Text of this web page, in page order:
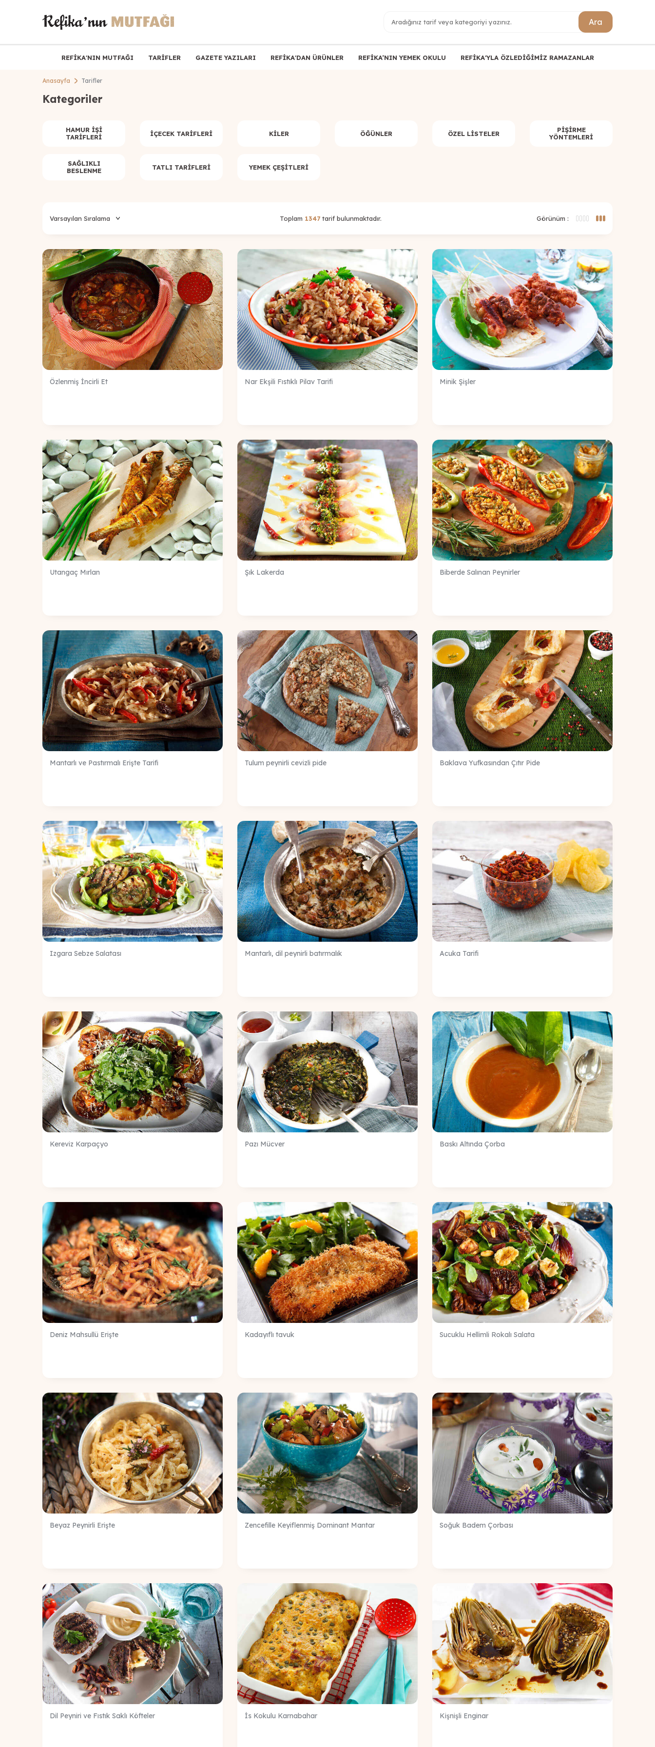
Ara
REFİKA'NIN MUTFAĞI TARİFLER GAZETE YAZILARI REFİKA'DAN ÜRÜNLER REFİKA’NIN YEMEK OKULU REFİKA'YLA ÖZLEDİĞİMİZ RAMAZANLAR
Anasayfa Tarifler
Kategoriler
HAMUR İŞI
TARIFLERI
İÇECEK TARIFLERI KILER ÖĞÜNLER ÖZEL LISTELER
PIŞIRME
YÖNTEMLERI
SAĞLIKLI
BESLENME
TATLI TARIFLERI YEMEK ÇEŞITLERI
Toplam 1347 tarif bulunmaktadır. Görünüm :
Özlenmiş İncirli Et Nar Ekşili Fıstıklı Pilav Tarifi Minik Şişler
Utangaç Mırlan Şık Lakerda Biberde Salınan Peynirler
Mantarlı ve Pastırmalı Erişte Tarifi Tulum peynirli cevizli pide Baklava Yufkasından Çıtır Pide
Izgara Sebze Salatası Mantarlı, dil peynirli batırmalık Acuka Tarifi
Kereviz Karpaçyo Pazı Mücver Baskı Altında Çorba
Deniz Mahsullü Erişte Kadayıflı tavuk Sucuklu Hellimli Rokalı Salata
Beyaz Peynirli Erişte Zencefille Keyiflenmiş Dominant Mantar Soğuk Badem Çorbası
Dil Peyniri ve Fıstık Saklı Köfteler İs Kokulu Karnabahar Kişnişli Enginar